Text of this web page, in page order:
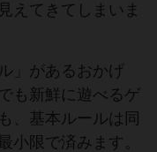
えてきてしまいま
があるおかげ
も新鮮に遊べるゲ
、基本ルールは同
小限で済みます。